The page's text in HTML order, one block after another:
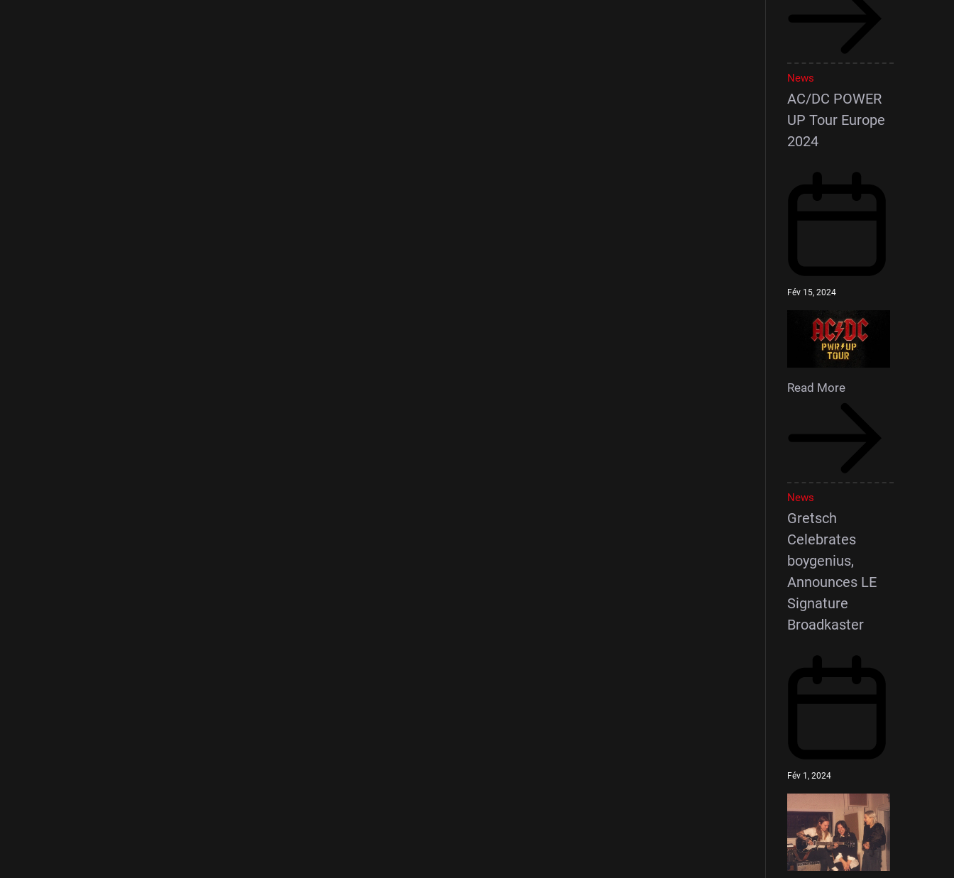
News
AC/DC POWER
UP Tour Europe
2024
Fév 15, 2024
Read More
News
Gretsch
Celebrates
boygenius,
Announces LE
Signature
Broadkaster
Fév 1, 2024